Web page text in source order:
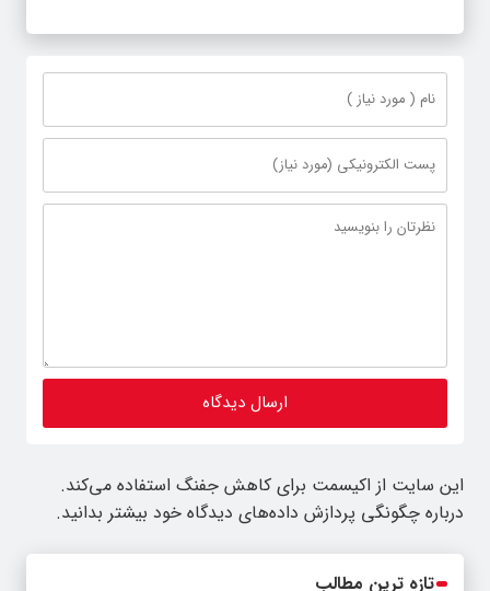
این سایت از اکیسمت برای کاهش جفنگ استفاده می‌کند.
درباره چگونگی پردازش داده‌های دیدگاه خود بیشتر بدانید.
تازه ترین مطالب